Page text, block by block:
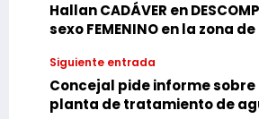
Hallan CADÁVER en
sexo FEMENINO en la zona de
Siguiente entrada
Concejal pide informe
planta de tratamiento de